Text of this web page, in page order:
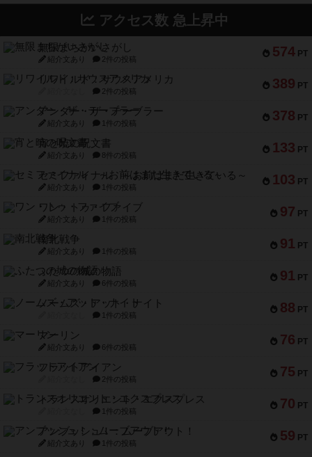
アクセス数 急上昇中
574 PT
無限まちがいさがし
紹介文あり 2件の投稿
389 PT
リワイルド：サウスアメリカ
2件の投稿
378 PT
アンダー・ザ・テーブラー
紹介文あり 1件の投稿
133 PT
宵と暁の呪文書
紹介文あり 8件の投稿
103 PT
セミファイナル ～お前はまだ生きている～
紹介文あり 1件の投稿
97 PT
ワン・トゥ・ファイブ
紹介文あり 1件の投稿
91 PT
南北戦争
紹介文あり 1件の投稿
91 PT
ふたつの城の物語
紹介文あり 6件の投稿
88 PT
ノームズ・アット・ナイト
1件の投稿
76 PT
マーリン
紹介文あり 6件の投稿
75 PT
フラットアイアン
2件の投稿
70 PT
トランスオリエント・エクスプレス
1件の投稿
59 PT
アンブッシュ！：ムーブアウト！
紹介文あり 1件の投稿